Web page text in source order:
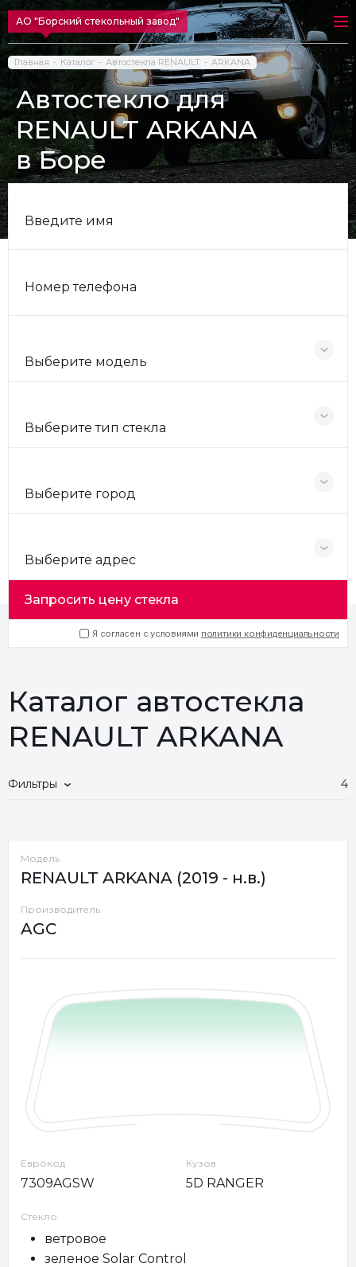
АО "Борский стекольный завод"
Главная Каталог Автостекла RENAULT ARKANA
Автостекло для
RENAULT ARKANA
в Боре
Введите имя
Номер телефона
Выберите модель
Выберите тип стекла
Выберите город
Выберите адрес
Запросить цену стекла
Я согласен с условиями политики конфиденциальности
Каталог автостекла
RENAULT ARKANA
Фильтры 4
Модель
RENAULT ARKANA (2019 - н.в.)
Производитель
AGC
Еврокод
7309AGSW
Кузов
5D RANGER
Стекло
ветровое
зеленое Solar Control